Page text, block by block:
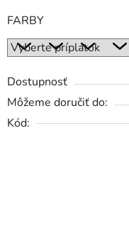
FARBY
Dostupnosť
Môžeme doručiť do:
Kód: